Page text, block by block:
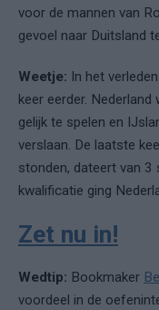
voor de mannen van
gevoel naar Duitsland
Weetje: In het
keer eerder.
gelijk te spelen en
verslaan. De laatste
stonden, dateert van
kwalificatie ging
Zet nu in!
Wedtip: Bookmaker
voordeel in de